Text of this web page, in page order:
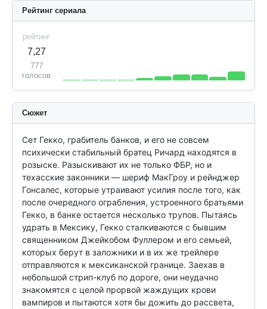
Рейтинг сериала
рейтинг
7,27
777
голосов
Сюжет
Сет Гекко, грабитель банков, и его не совсем
психически стабильный братец Ричард находятся в
розыске. Разыскивают их не только ФБР, но и
техасские законники — шериф МакГроу и рейнджер
Гонсалес, которые утраивают усилия после того, как
после очередного ограбления, устроенного братьями
Гекко, в банке остается несколько трупов. Пытаясь
удрать в Мексику, Гекко сталкиваются с бывшим
священником Джейкобом Фуллером и его семьей,
которых берут в заложники и в их же трейлере
отправляются к мексиканской границе. Заехав в
небольшой стрип-клуб по дороге, они неудачно
знакомятся с целой прорвой жаждущих крови
вампиров и пытаются хотя бы дожить до рассвета,